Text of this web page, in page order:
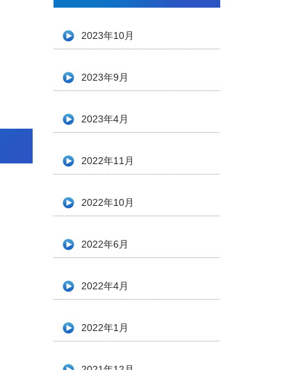
2023年10月
2023年9月
2023年4月
2022年11月
2022年10月
2022年6月
2022年4月
2022年1月